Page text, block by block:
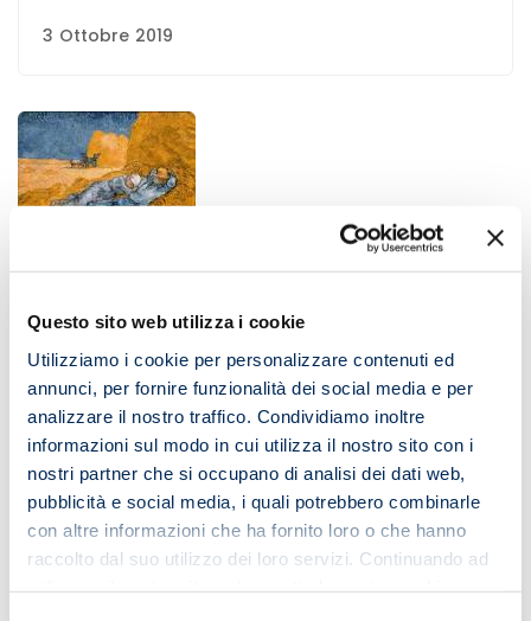
Questo sito web utilizza i cookie
Utilizziamo i cookie per personalizzare contenuti ed
annunci, per fornire funzionalità dei social media e per
analizzare il nostro traffico. Condividiamo inoltre
informazioni sul modo in cui utilizza il nostro sito con i
nostri partner che si occupano di analisi dei dati web,
pubblicità e social media, i quali potrebbero combinarle
con altre informazioni che ha fornito loro o che hanno
raccolto dal suo utilizzo dei loro servizi. Continuando ad
3 Ottobre 2019
l’importanza del riposo
21 Maggio 2015